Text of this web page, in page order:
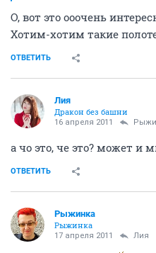
О, вот это ооочень
Хотим-хотим такие
ОТВЕТИТЬ
Лия
Дракон без башни
16 апреля 2011
а чо это, че это? может и
ОТВЕТИТЬ
Рыжинка
Рыжинка
17 апреля 2011 Лия